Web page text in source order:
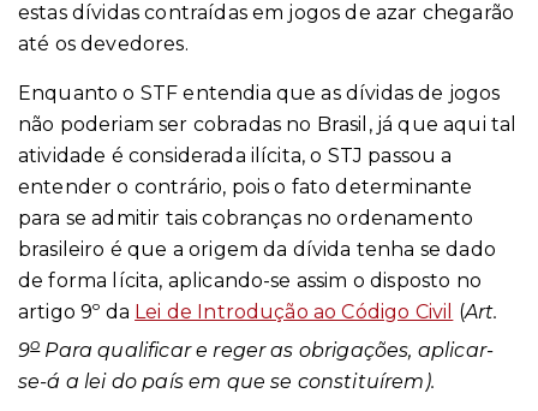
estas dívidas contraídas em jogos de azar chegarão
até os devedores.
Enquanto o STF entendia que as dívidas de jogos
não poderiam ser cobradas no Brasil, já que aqui tal
atividade é considerada ilícita, o STJ passou a
entender o contrário, pois o fato determinante
para se admitir tais cobranças no ordenamento
brasileiro é que a origem da dívida tenha se dado
de forma lícita, aplicando-se assim o disposto no
artigo 9º da Lei de Introdução ao Código Civil (Art.
9oPara qualificar e reger as obrigações, aplicar-
se-á a lei do país em que se constituírem).